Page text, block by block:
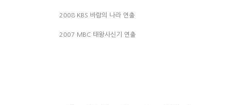
2008 KBS 바람의 나라 연출
2007 MBC 태왕사신기 연출